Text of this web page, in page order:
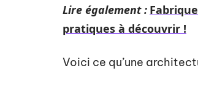
Lire également :
pratiques à découvrir !
Voici ce qu’une